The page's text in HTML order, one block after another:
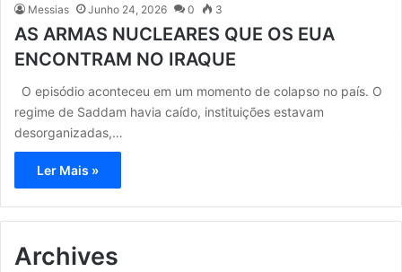
Messias Junho 24, 2026 0 3
AS ARMAS NUCLEARES QUE OS EUA
ENCONTRAM NO IRAQUE
O episódio aconteceu em um momento de colapso no país. O
regime de Saddam havia caído, instituições estavam
desorganizadas,…
Ler Mais »
Archives